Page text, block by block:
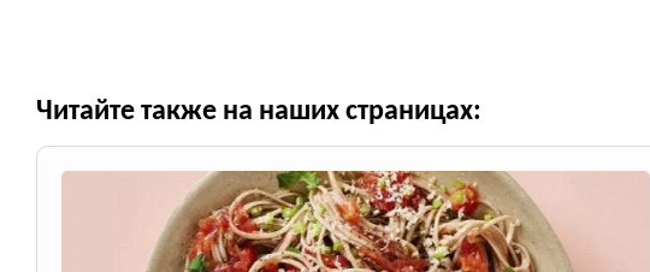
Читайте также на наших страницах: